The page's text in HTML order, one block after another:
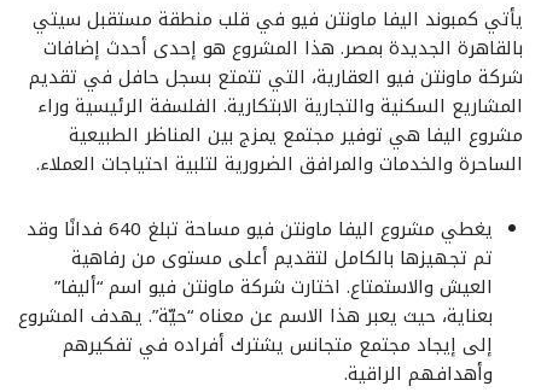
يأتي كمبوند اليفا ماونتن فيو في قلب منطقة مستقبل سيتي
بالقاهرة الجديدة بمصر. هذا المشروع هو إحدى أحدث إضافات
شركة ماونتن فيو العقارية، التي تتمتع بسجل حافل في تقديم
المشاريع السكنية والتجارية الابتكارية. الفلسفة الرئيسية وراء
مشروع اليفا هي توفير مجتمع يمزج بين المناظر الطبيعية
الساحرة والخدمات والمرافق الضرورية لتلبية احتياجات العملاء.
يغطي مشروع اليفا ماونتن فيو مساحة تبلغ 640 فدانًا وقد
تم تجهيزها بالكامل لتقديم أعلى مستوى من رفاهية
العيش والاستمتاع. اختارت شركة ماونتن فيو اسم “أليفا”
بعناية، حيث يعبر هذا الاسم عن معناه “حيّة”. يهدف المشروع
إلى إيجاد مجتمع متجانس يشترك أفراده في تفكيرهم
وأهدافهم الراقية.